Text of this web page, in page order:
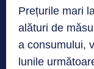
Prețurile mari
alături de
a consumului,
lunile